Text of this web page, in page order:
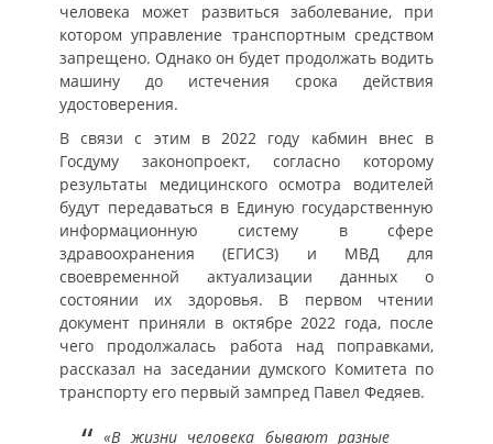
человека может развиться заболевание, при
котором управление транспортным средством
запрещено. Однако он будет продолжать водить
машину до истечения срока действия
удостоверения.
В связи с этим в 2022 году кабмин внес в
Госдуму законопроект, согласно которому
результаты медицинского осмотра водителей
будут передаваться в Единую государственную
информационную систему в сфере
здравоохранения (ЕГИСЗ) и МВД для
своевременной актуализации данных о
состоянии их здоровья. В первом чтении
документ приняли в октябре 2022 года, после
чего продолжалась работа над поправками,
рассказал на заседании думского Комитета по
транспорту его первый зампред Павел Федяев.
«В жизни человека бывают разные